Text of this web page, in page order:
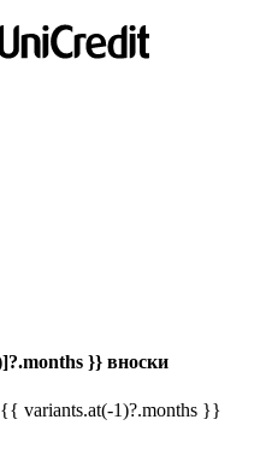
}} вноски
{{ variants.at(-1)?.months }}